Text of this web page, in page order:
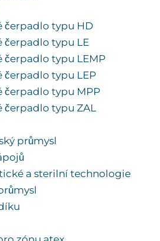
čerpadlo typu HD
čerpadlo typu LE
čerpadlo typu LEMP
čerpadlo typu LEP
čerpadlo typu MPP
čerpadlo typu ZAL
průmysl
a sterilní technologie